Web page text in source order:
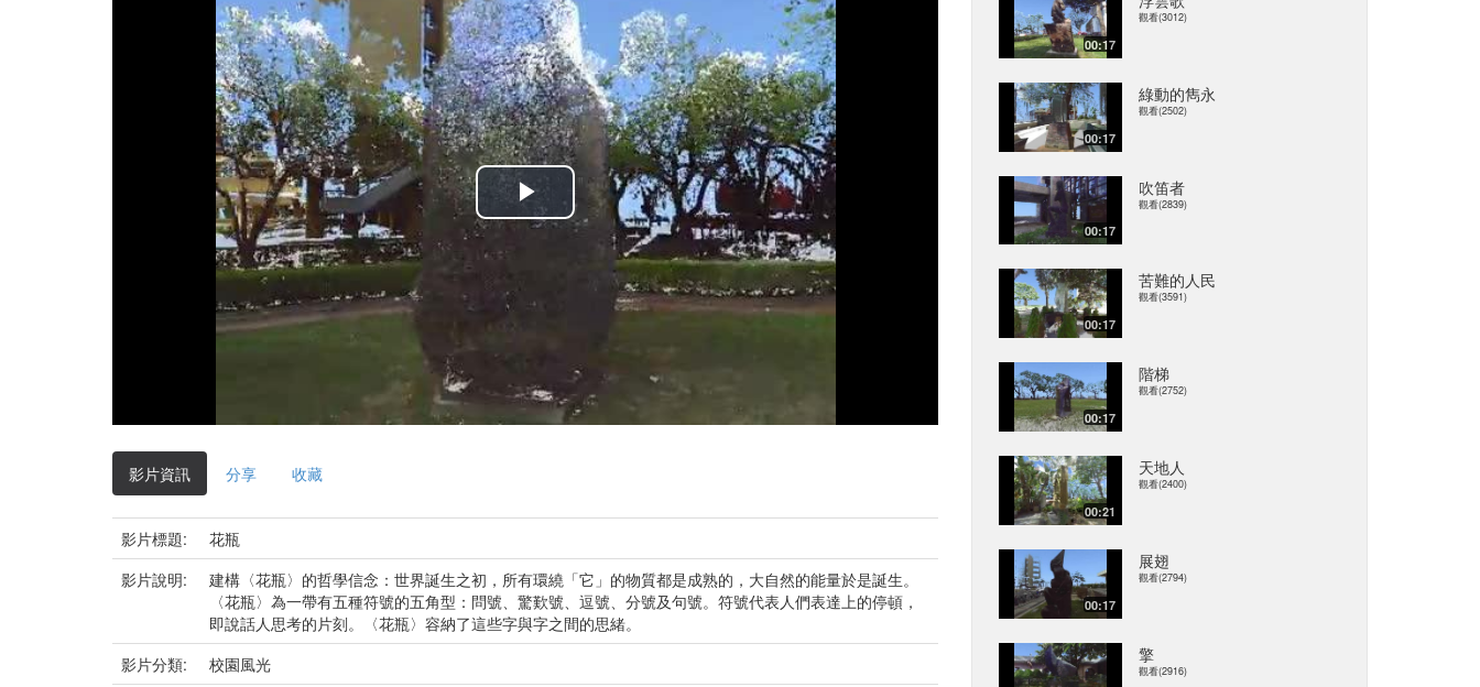
播
影
影片資訊 分享 收藏
影片標題:
花瓶
影片說明:
建構〈花瓶〉的哲學信念：世界誕生之初，所有環繞「它」的物質都是成熟的，大自然的能量於是誕生。
〈花瓶〉為一帶有五種符號的五角型：問號、驚歎號、逗號、分號及句號。符號代表人們表達上的停頓，
即說話人思考的片刻。〈花瓶〉容納了這些字與字之間的思緒。
影片分類:
校園風光
00:17
觀看(3012)
00:17
綠動的雋永
觀看(2502)
00:17
吹笛者
觀看(2839)
00:17
苦難的人民
觀看(3591)
00:17
階梯
觀看(2752)
00:21
天地人
觀看(2400)
00:17
展翅
觀看(2794)
擎
觀看(2916)